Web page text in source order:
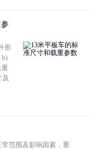
形
b)
重
范围及影响因素，重